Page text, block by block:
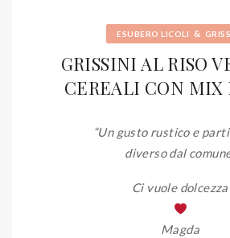
ESUBERO LICOLI &
GRISSINI AL RISO
CEREALI CON MIX
“Un gusto rustico e
diverso dal
Ci vuole dolcezza
Magda